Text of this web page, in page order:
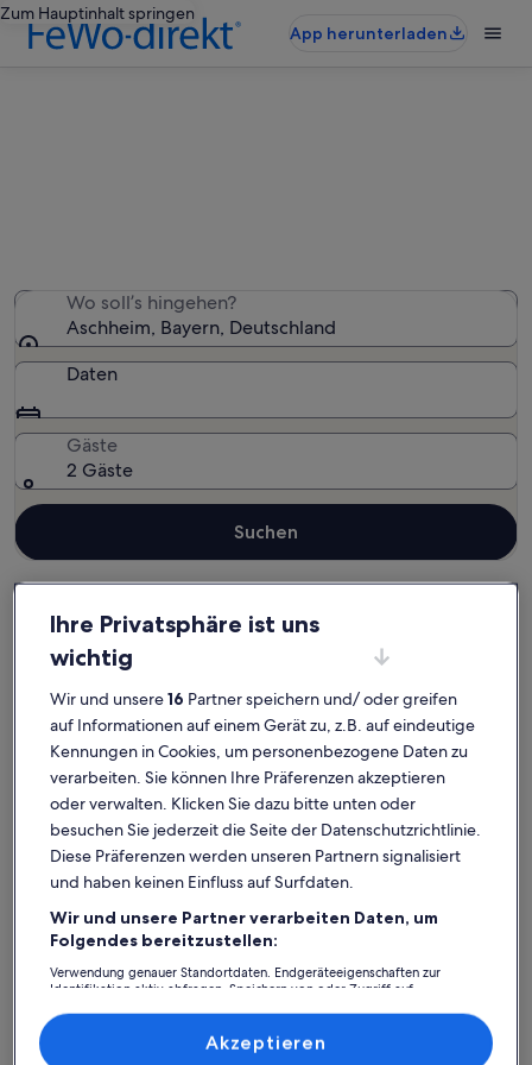
Zum Hauptinhalt springen
App herunterladen
Wo soll’s hingehen?
Aschheim, Bayern, Deutschland
Daten
Gäste
2 Gäste
Suchen
Ferienwohnungen und Apartments in Aschheim
Aschheim: Entdecke
Ferienwohnungen und
Apartments
Weitere Infos zu Ferienwohnung Stella Weitere
Ihre Privatsphäre ist uns
wichtig
Wir und unsere16 Partner speichern und/ oder greifen
auf Informationen auf einem Gerät zu, z.B. auf eindeutige
Kennungen in Cookies, um personenbezogene Daten zu
verarbeiten. Sie können Ihre Präferenzen akzeptieren
oder verwalten. Klicken Sie dazu bitte unten oder
besuchen Sie jederzeit die Seite der Datenschutzrichtlinie.
Diese Präferenzen werden unseren Partnern signalisiert
und haben keinen Einfluss auf Surfdaten.
Wir und unsere Partner verarbeiten Daten, um
Folgendes bereitzustellen:
Verwendung genauer Standortdaten. Endgeräteeigenschaften zur
Identifikation aktiv abfragen. Speichern von oder Zugriff auf
Inhalte, Messung von Werbeleistung und der Performance von Inhalten,
Zielgruppenforschung sowie Entwicklung und Verbesserung von
Akzeptieren